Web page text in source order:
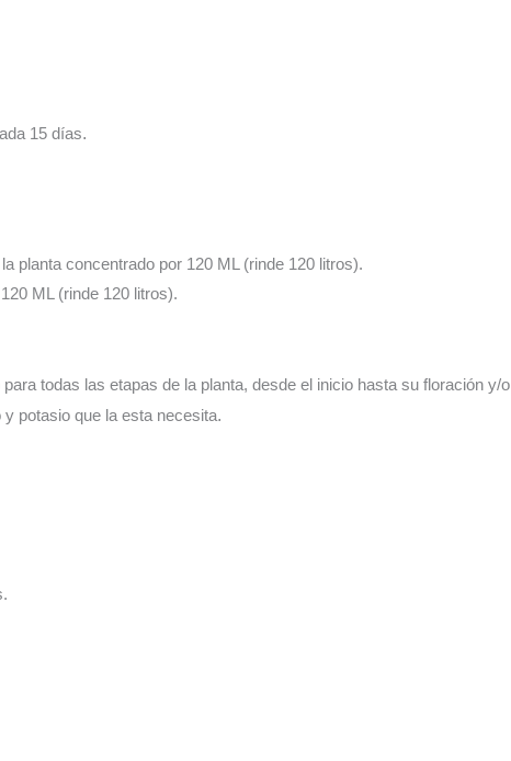
15 días.
planta concentrado por 120 ML (rinde 120 litros).
ML (rinde 120 litros).
todas las etapas de la planta, desde el inicio hasta su floración y/o
potasio que la esta necesita.